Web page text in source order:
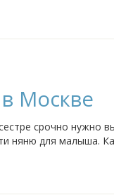
Москве
срочно нужно
няню для малыша.